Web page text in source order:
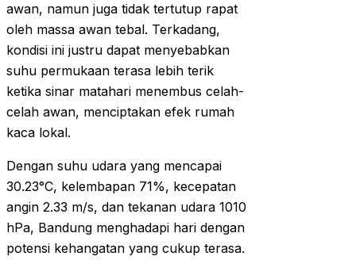
awan, namun juga tidak tertutup rapat
oleh massa awan tebal. Terkadang,
kondisi ini justru dapat menyebabkan
suhu permukaan terasa lebih terik
ketika sinar matahari menembus celah-
celah awan, menciptakan efek rumah
kaca lokal.
Dengan suhu udara yang mencapai
30.23°C, kelembapan 71%, kecepatan
angin 2.33 m/s, dan tekanan udara 1010
hPa, Bandung menghadapi hari dengan
potensi kehangatan yang cukup terasa.